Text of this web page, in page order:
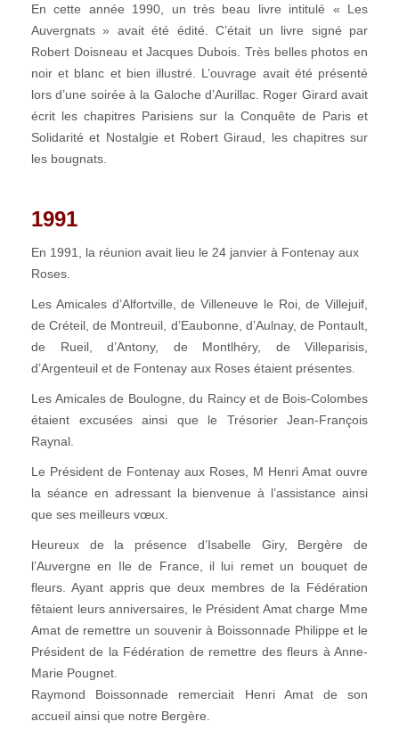
En cette année 1990, un très beau livre intitulé « Les
Auvergnats » avait été édité. C’était un livre signé par
Robert Doisneau et Jacques Dubois. Très belles photos en
noir et blanc et bien illustré. L’ouvrage avait été présenté
lors d’une soirée à la Galoche d’Aurillac. Roger Girard avait
écrit les chapitres Parisiens sur la Conquête de Paris et
Solidarité et Nostalgie et Robert Giraud, les chapitres sur
les bougnats.
1991
En 1991, la réunion avait lieu le 24 janvier à Fontenay aux
Roses.
Les Amicales d’Alfortville, de Villeneuve le Roi, de Villejuif,
de Créteil, de Montreuil, d’Eaubonne, d’Aulnay, de Pontault,
de Rueil, d’Antony, de Montlhéry, de Villeparisis,
d’Argenteuil et de Fontenay aux Roses étaient présentes.
Les Amicales de Boulogne, du Raincy et de Bois-Colombes
étaient excusées ainsi que le Trésorier Jean-François
Raynal.
Le Président de Fontenay aux Roses, M Henri Amat ouvre
la séance en adressant la bienvenue à l’assistance ainsi
que ses meilleurs vœux.
Heureux de la présence d’Isabelle Giry, Bergère de
l’Auvergne en Ile de France, il lui remet un bouquet de
fleurs. Ayant appris que deux membres de la Fédération
fêtaient leurs anniversaires, le Président Amat charge Mme
Amat de remettre un souvenir à Boissonnade Philippe et le
Président de la Fédération de remettre des fleurs à Anne-
Marie Pougnet.
Raymond Boissonnade remerciait Henri Amat de son
accueil ainsi que notre Bergère.